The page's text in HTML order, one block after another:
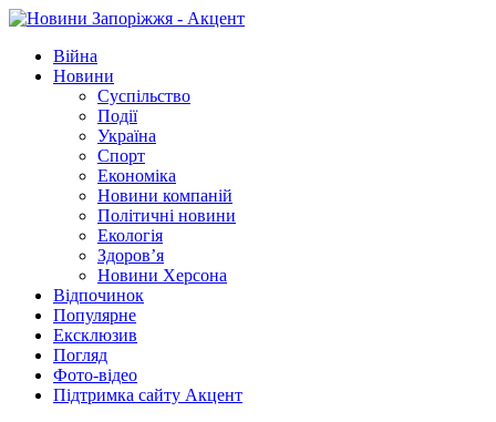
Війна
Новини
Суспільство
Події
Україна
Спорт
Економіка
Новини компаній
Політичні новини
Екологія
Здоров’я
Новини Херсона
Відпочинок
Популярне
Ексклюзив
Погляд
Фото-відео
Підтримка сайту Акцент